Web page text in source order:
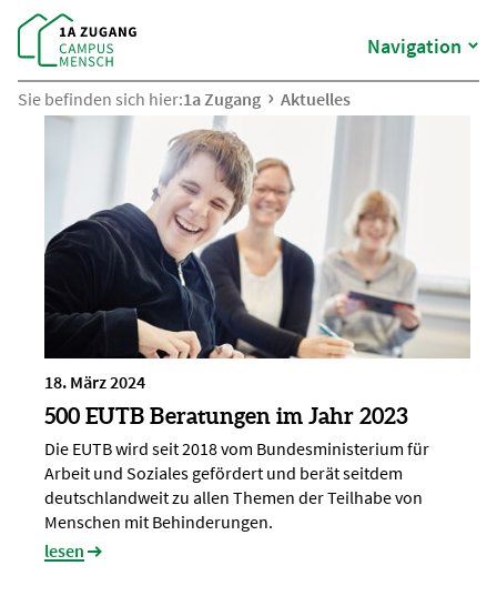
Navigation
Sie befinden sich hier:1a Zugang Aktuelles
18. März 2024
500 EUTB Beratungen im Jahr 2023
Die EUTB wird seit 2018 vom Bundesministerium für
Arbeit und Soziales gefördert und berät seitdem
deutschlandweit zu allen Themen der Teilhabe von
Menschen mit Behinderungen.
lesen